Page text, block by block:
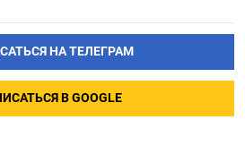
НА ТЕЛЕГРАМ
В GOOGLE